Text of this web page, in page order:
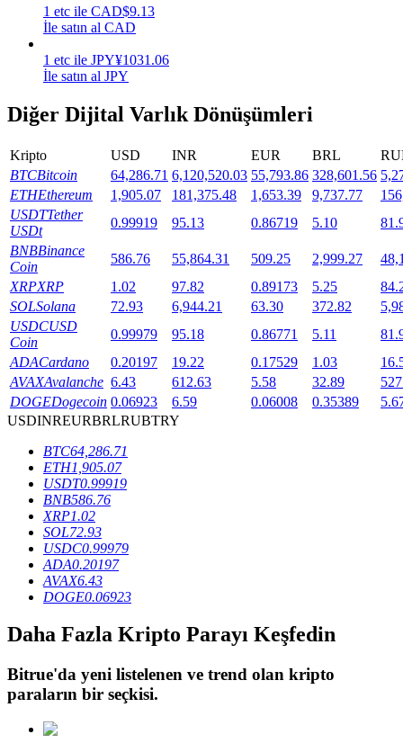
Yüksek getiri ve anında erişim
Launchpool
Popüler token'lar kazanmak için esnek staking
BTR Kilitleme
Kripto destekli borçlanma hizmeti
1 etc ile CAD$9.13
İle satın al CAD
1 etc ile JPY¥1031.06
İle satın al JPY
Diğer Dijital Varlık Dönüşümleri
Kripto USD INR EUR BRL
BTCBitcoin 64,286.71 6,120,520.03 55,793.86 328,601.56
ETHEthereum 1,905.07 181,375.48 1,653.39 9,737.77
USDTTether
USDt
0.99919 95.13 0.86719 5.10
BNBBinance
Coin
586.76 55,864.31 509.25 2,999.27
XRPXRP 1.02 97.82 0.89173 5.25
SOLSolana 72.93 6,944.21 63.30 372.82
USDCUSD
Coin
0.99979 95.18 0.86771 5.11
ADACardano 0.20197 19.22 0.17529 1.03
AVAXAvalanche 6.43 612.63 5.58 32.89
DOGEDogecoin 0.06923 6.59 0.06008 0.35389
USDINREURBRLRUBTRY
BTC64,286.71
ETH1,905.07
USDT0.99919
BNB586.76
XRP1.02
SOL72.93
USDC0.99979
ADA0.20197
AVAX6.43
DOGE0.06923
Daha Fazla Kripto Parayı Keşfedin
Bitrue'da yeni listelenen ve trend olan kripto
paraların bir seçkisi.